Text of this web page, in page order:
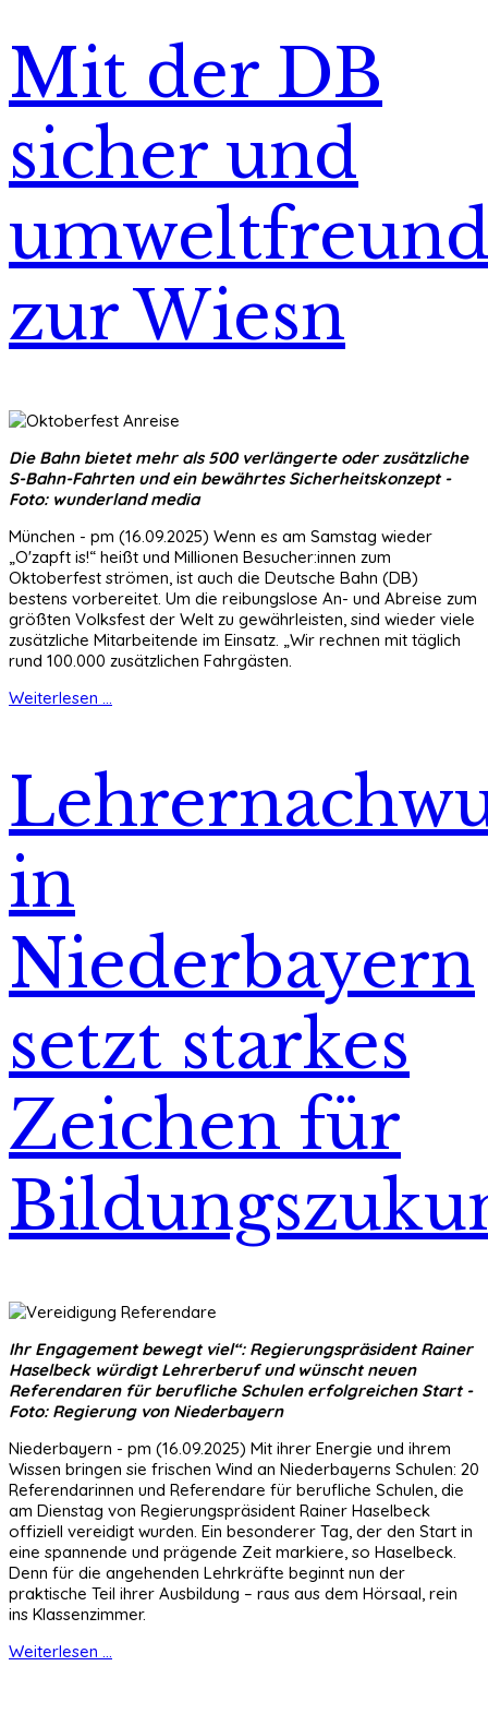
Mit der DB
sicher und
zur Wiesn
Die Bahn bietet mehr als 500 verlängerte oder zusätzliche
S-Bahn-Fahrten und ein bewährtes Sicherheitskonzept -
Foto: wunderland media
München - pm (16.09.2025) Wenn es am Samstag wieder
„O'zapft is!“ heißt und Millionen Besucher:innen zum
Oktoberfest strömen, ist auch die Deutsche Bahn (DB)
bestens vorbereitet. Um die reibungslose An- und Abreise zum
größten Volksfest der Welt zu gewährleisten, sind wieder viele
zusätzliche Mitarbeitende im Einsatz. „Wir rechnen mit täglich
rund 100.000 zusätzlichen Fahrgästen.
Weiterlesen ...
in
Niederbayern
setzt starkes
Zeichen für
Ihr Engagement bewegt viel“: Regierungspräsident Rainer
Haselbeck würdigt Lehrerberuf und wünscht neuen
Referendaren für berufliche Schulen erfolgreichen Start -
Foto: Regierung von Niederbayern
Niederbayern - pm (16.09.2025) Mit ihrer Energie und ihrem
Wissen bringen sie frischen Wind an Niederbayerns Schulen: 20
Referendarinnen und Referendare für berufliche Schulen, die
am Dienstag von Regierungspräsident Rainer Haselbeck
offiziell vereidigt wurden. Ein besonderer Tag, der den Start in
eine spannende und prägende Zeit markiere, so Haselbeck.
Denn für die angehenden Lehrkräfte beginnt nun der
praktische Teil ihrer Ausbildung – raus aus dem Hörsaal, rein
ins Klassenzimmer.
Weiterlesen ...